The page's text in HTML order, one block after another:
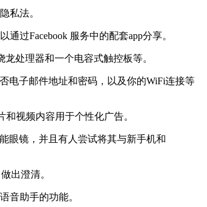
私法。
过Facebook 服务中的配套app分享。
处理器和一个电容式触控板等。
电子邮件地址和密码，以及你的WiFi连接等
视频内容用于个性化广告。
眼镜，并且有人尝试将其与新手机和
出澄清。
音助手的功能。